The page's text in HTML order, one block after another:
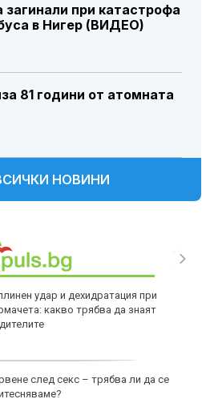
при катастрофа
в Нигер (ВИДЕО)
81 години от атомната
НОВИНИ
удар и дехидратация при
какво трябва да знаят
след секс – трябва ли да се